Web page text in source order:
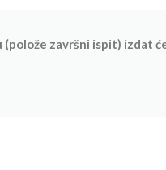
završni ispit) izdat